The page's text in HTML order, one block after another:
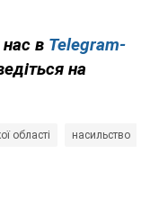
в Telegram-
на
області насильство